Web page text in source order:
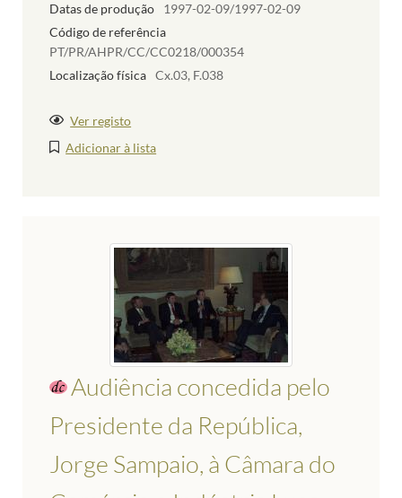
Datas de produção
1997-02-09/1997-02-09
Código de referência
PT/PR/AHPR/CC/CC0218/000354
Localização física Cx.03, F.038
Ver registo
Adicionar à lista
Audiência concedida pelo
Presidente da República,
Jorge Sampaio, à Câmara do